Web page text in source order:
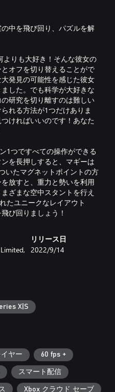
中を飛び回り、パズルを解
よりも大好き！そんな彼女の
オフを切り替えることがで
発見の可能性を感じた彼女
した。でも科学が大好きな
研究を切り離すのは難しい
れる方法が1つだけありま
ければいいのです！あなた
1つですべての操作ができる
を長押しすると、マギーは
いたマグネットポイントの方
放すと、重力と勢いを利用
ざまな空中スタントを行え
たユニークなレイアウト
び回りましょう！
リリース日
2022/9/14
X|S
ヤー 60 fps +
スマート配信
Xbox クラウド セーブ